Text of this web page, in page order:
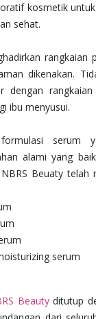
kosmetik
sehat.
rangkaian
dikenakan.
dengan
ibu menyusui.
serum
alami yang
Beuaty telah
serum
Beautyditutup